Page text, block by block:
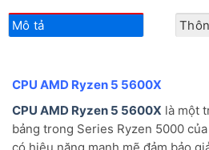
Mô tả
CPU AMD Ryzen 5 5600X
CPU AMD Ryzen 5 5600X là một
bảng trong Series Ryzen 5000 của